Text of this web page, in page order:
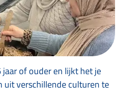
of ouder en lijkt het je
uit verschillende culturen te